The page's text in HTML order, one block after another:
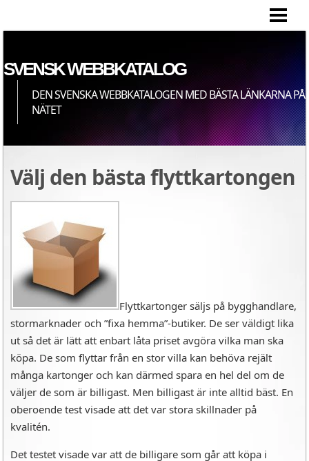
SVENSK WEBBKATALOG
DEN SVENSKA WEBBKATALOGEN MED BÄSTA LÄNKARNA PÅ
NÄTET
Välj den bästa flyttkartongen
Flyttkartonger säljs på bygghandlare,
stormarknader och ”fixa hemma”-butiker. De ser väldigt lika
ut så det är lätt att enbart låta priset avgöra vilka man ska
köpa. De som flyttar från en stor villa kan behöva rejält
många kartonger och kan därmed spara en hel del om de
väljer de som är billigast. Men billigast är inte alltid bäst. En
oberoende test visade att det var stora skillnader på
kvalitén.
Det testet visade var att de billigare som går att köpa i